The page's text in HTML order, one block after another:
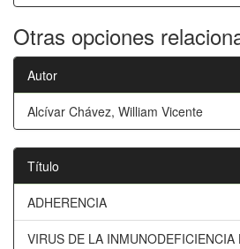
Otras opciones
Autor
Alcívar Chávez, William Vicente
Título
ADHERENCIA
VIRUS DE LA INMUNODEFICIENCIA